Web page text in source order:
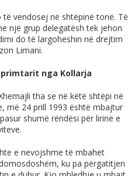
vendosej në shtëpinë tonë. Të
një grup delegatësh tek jehon
do të largoheshin në drejtim
Limani.
nga Kollarja
tha se në këtë shtëpi në
më 24 prill 1993 është mbajtur
shumë rëndësi për lirinë e
e nevojshme të mbahet
ku pa përgatitjen